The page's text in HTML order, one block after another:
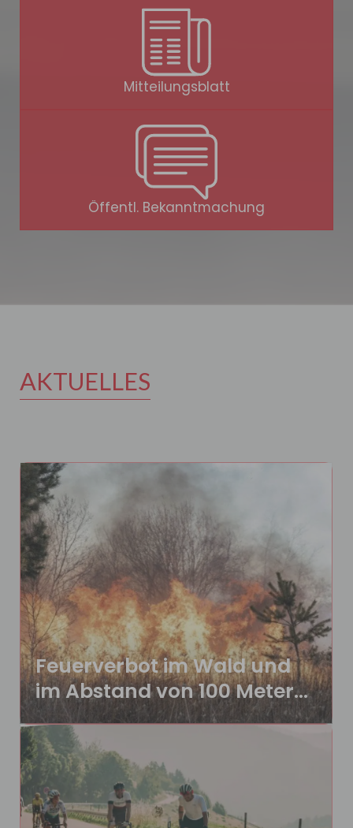
Mitteilungsblatt
Öffentl. Bekanntmachung
AKTUELLES
Feuerverbot im Wald und
im Abstand von 100 Metern
zum Wald!
Feuerverbot im Wald und im
Abstand von 100 Metern zum Wald!
Aufgrund der Trockenheit und der